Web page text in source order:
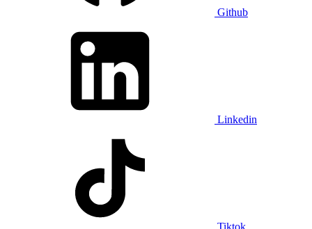
Github
Linkedin
Tiktok